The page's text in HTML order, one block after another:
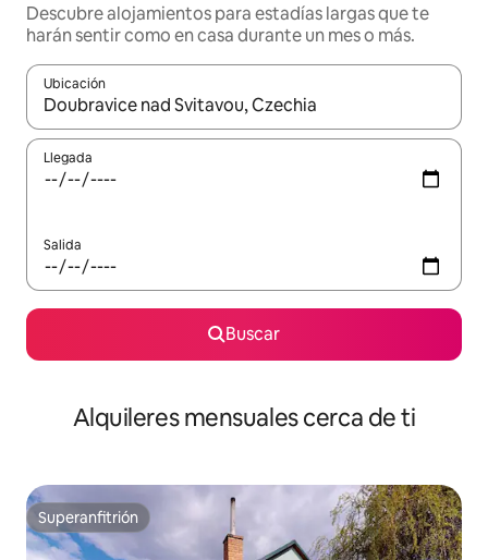
Descubre alojamientos para estadías largas que te
harán sentir como en casa durante un mes o más.
Ubicación
Cuando los resultados estén disponibles, navega con las
Llegada
Salida
Buscar
Alquileres mensuales cerca de ti
Superanfitrión
Superanfitrión